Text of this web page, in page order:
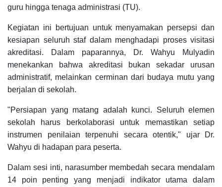
guru hingga tenaga administrasi (TU).
Kegiatan ini bertujuan untuk menyamakan persepsi dan
kesiapan seluruh staf dalam menghadapi proses visitasi
akreditasi. Dalam paparannya, Dr. Wahyu Mulyadin
menekankan bahwa akreditasi bukan sekadar urusan
administratif, melainkan cerminan dari budaya mutu yang
berjalan di sekolah.
"Persiapan yang matang adalah kunci. Seluruh elemen
sekolah harus berkolaborasi untuk memastikan setiap
instrumen penilaian terpenuhi secara otentik," ujar Dr.
Wahyu di hadapan para peserta.
Dalam sesi inti, narasumber membedah secara mendalam
14 poin penting yang menjadi indikator utama dalam